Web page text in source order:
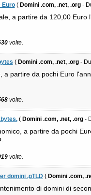
Euro( Domini .com, .net, .org-
a partire da 120,00
volte.
( Domini .com, .net, .org-
a partire da pochi Euro
volte.
( Domini .com, .net, .org-
a partire da pochi
volte.
domini .gTLD( Domini .com,
di domini di